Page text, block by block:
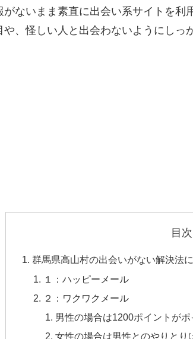
がないまま素直に出会い系サイトを利
や、怪しい人と出会わないようにしっ
目次
群馬県高山村の出会いがない解決法
１：ハッピーメール
２：ワクワクメール
男性の場合は1200ポイントがポ
女性の場合は男性とのやりとり